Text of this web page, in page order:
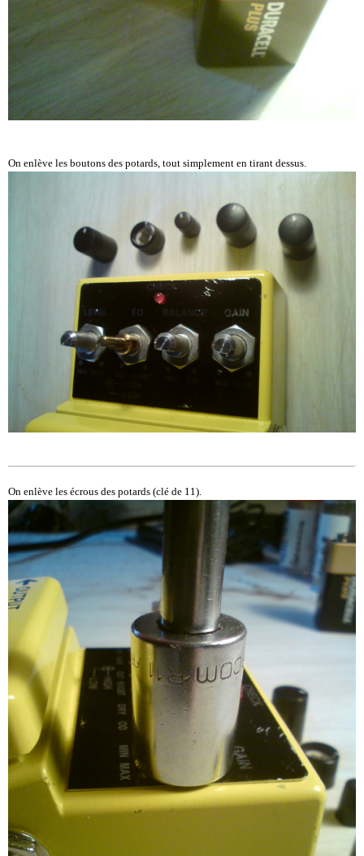
On enlève les boutons des potards, tout simplement en tirant dessus.
On enlève les écrous des potards (clé de 11).